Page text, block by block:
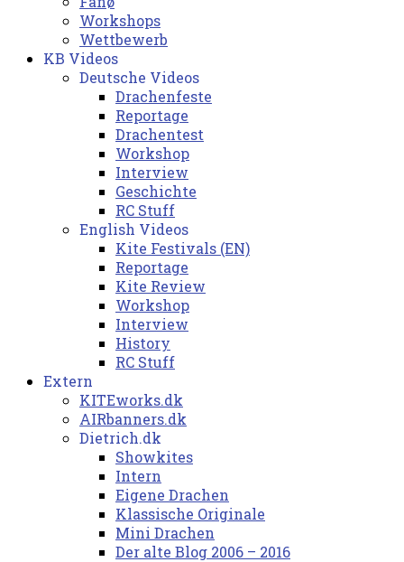
Workshops
Wettbewerb
KB Videos
Deutsche Videos
Drachenfeste
Reportage
Drachentest
Workshop
Interview
Geschichte
RC Stuff
English Videos
Kite Festivals (EN)
Reportage
Kite Review
Workshop
Interview
History
RC Stuff
Extern
KITEworks.dk
AIRbanners.dk
Dietrich.dk
Showkites
Intern
Eigene Drachen
Klassische Originale
Mini Drachen
Der alte Blog 2006 – 2016